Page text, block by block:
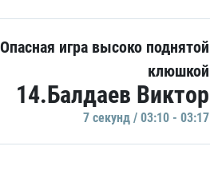
Опасная игра высоко поднятой
клюшкой
14.Балдаев Виктор
7 секунд / 03:10 - 03:17